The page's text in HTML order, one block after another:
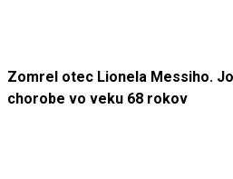
Zomrel otec Lionela Messiho.
chorobe vo veku 68 rokov